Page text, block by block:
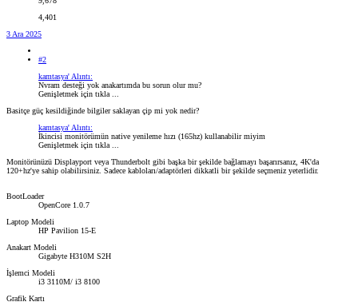
4,401
3 Ara 2025
#2
kamtasya' Alıntı:
Nvram desteği yok anakartımda bu sorun olur mu?
Genişletmek için tıkla ...
Basitçe güç kesildiğinde bilgiler saklayan çip mi yok nedir?
kamtasya' Alıntı:
İkincisi monitörümün native yenileme hızı (165hz) kullanabilir miyim
Genişletmek için tıkla ...
Monitörünüzü Displayport veya Thunderbolt gibi başka bir şekilde bağlamayı başarırsanız, 4K'da
120+hz'ye sahip olabilirsiniz. Sadece kabloları/adaptörleri dikkatli bir şekilde seçmeniz yeterlidir.
BootLoader
OpenCore 1.0.7
Laptop Modeli
HP Pavilion 15-E
Anakart Modeli
Gigabyte H310M S2H
İşlemci Modeli
i3 3110M/ i3 8100
Grafik Kartı